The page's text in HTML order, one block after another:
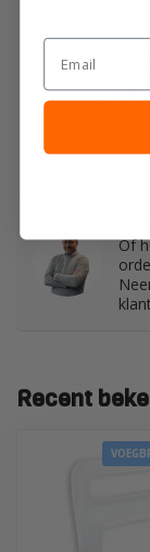
4
Of
Recent
Email